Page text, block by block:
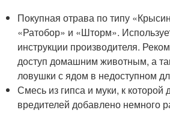
Покупная отрава по типу
«Ратобор» и «Шторм».
инструкции производителя.
доступ домашним животным, а
ловушки с ядом в недоступном
Смесь из гипса и муки, к которой
вредителей добавлено немного